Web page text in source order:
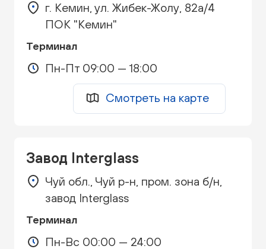
г. Кемин, ул. Жибек-Жолу, 82а/4
ПОК "Кемин"
Терминал
Пн-Пт 09:00 — 18:00
Смотреть на карте
Завод Interglass
Чуй обл., Чуй р-н, пром. зона б/н,
завод Interglass
Терминал
Пн-Вс 00:00 — 24:00